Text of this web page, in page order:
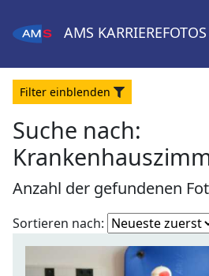
AMS KARRIEREFOTOS
Filter einblenden
Suche nach:
Anzahl der gefundenen
Sortieren nach: